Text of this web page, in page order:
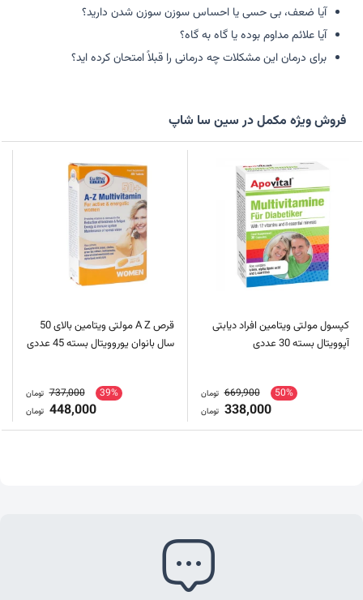
آیا ضعف، بی حسی یا احساس سوزن سوزن شدن دارید؟
آیا علائم مداوم بوده یا گاه به گاه؟
برای درمان این مشکلات چه درمانی را قبلاً امتحان کرده اید؟
فروش ویژه مکمل در سین سا شاپ
کپسول مولتی ویتامین افراد دیابتی
آپوویتال بسته 30 عددی
50%
669,900 تومان
338,000 تومان
قرص A Z مولتی ویتامین بالای 50
سال بانوان یوروویتال بسته 45 عددی
39%
737,000 تومان
448,000 تومان